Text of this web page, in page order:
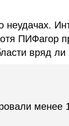
ПИФагор
вряд ли
менее